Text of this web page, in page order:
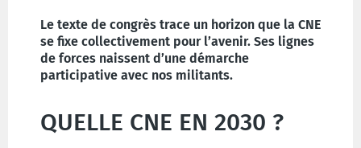
Le texte de congrès trace un horizon que la CNE
se fixe collectivement pour l’avenir. Ses lignes
de forces naissent d’une démarche
participative avec nos militants.
QUELLE CNE EN 2030 ?